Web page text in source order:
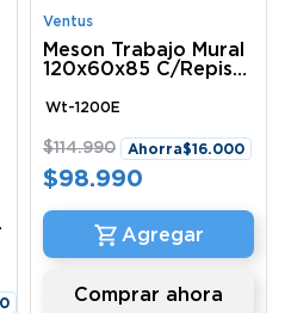
Ventus
Meson Trabajo Mural
120x60x85 C/Repisa
Ventus
Wt-1200E
$114.990 Ahorra$16.000
$98.990
Comprar ahora